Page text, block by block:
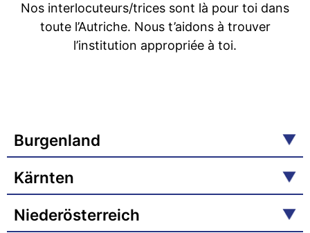
Nos interlocuteurs/trices sont là pour toi dans
toute l’Autriche. Nous t’aidons à trouver
l’institution appropriée à toi.
Burgenland
Kärnten
Niederösterreich